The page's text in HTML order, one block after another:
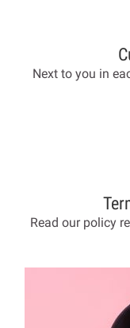
Next to you in
Read our policy